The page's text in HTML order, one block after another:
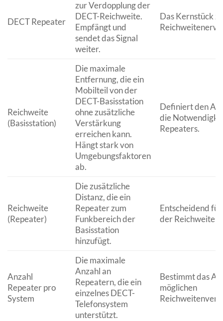
DECT Repeater
zur Verdopplung der
DECT-Reichweite.
Empfängt und
sendet das Signal
weiter.
Das Kernstück
Reichweite
(Basisstation)
Die maximale
Entfernung, die ein
Mobilteil von der
DECT-Basisstation
ohne zusätzliche
Verstärkung
erreichen kann.
Hängt stark von
Umgebungsfaktoren
ab.
Definiert den
die
Repeaters.
Reichweite
(Repeater)
Die zusätzliche
Distanz, die ein
Repeater zum
Funkbereich der
Basisstation
hinzufügt.
Entscheidend
der
Anzahl
Repeater pro
System
Die maximale
Anzahl an
Repeatern, die ein
einzelnes DECT-
Telefonsystem
unterstützt.
Bestimmt das
möglichen